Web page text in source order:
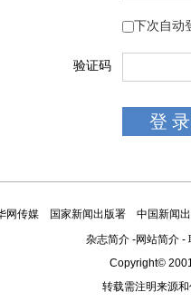
下次自动
验证码
网传媒 国家新闻出版署
中国新闻
杂志简介 -网站简介 -
Copyright©
转载需注明来源